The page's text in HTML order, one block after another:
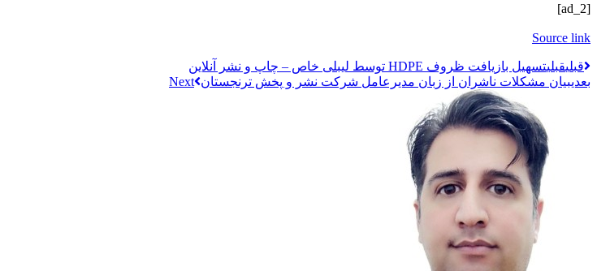
[ad_2]
Source link
قبليقبلیتسهیل بازیافت ظروف HDPE توسط لیبلی خاص – چاپ و نشر آنلاین
بعدیبیان مشکلات ناشران از زبان مدیرعامل شرکت نشر و پخش ترنجستان